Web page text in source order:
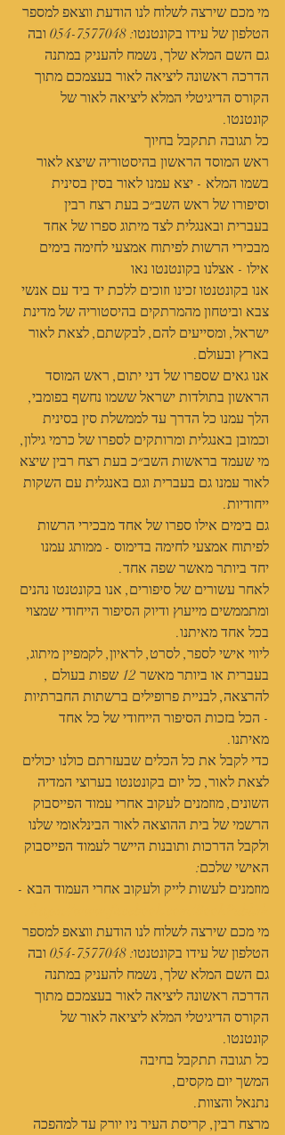
מי מכם שירצה לשלוח לנו הודעת ווצאפ למספר
הטלפון של עידו בקונטנטו: 054-7577048 ובה
גם השם המלא שלך, נשמח להעניק במתנה
הדרכה ראשונה ליציאה לאור בעצמכם מתוך
הקורס הדיגיטלי המלא ליציאה לאור של
קונטנטו.
כל תגובה תתקבל בחיוך
ראש המוסד הראשון בהיסטוריה שיצא לאור
בשמו המלא - יצא עמנו לאור בסין בסינית
וסיפורו של ראש השב״כ בעת רצח רבין
בעברית ובאנגלית לצד מיתוג ספרו של אחד
מבכירי הרשות לפיתוח אמצעי לחימה בימים
אילו - אצלנו בקונטנטו נאו
אנו בקונטנטו זכינו וזוכים ללכת יד ביד עם אנשי
צבא וביטחון מהמרתקים בהיסטוריה של מדינת
ישראל, ומסייעים להם, לבקשתם, לצאת לאור
בארץ ובעולם.
אנו גאים שספרו של דני יתום, ראש המוסד
הראשון בתולדות ישראל ששמו נחשף בפומבי,
הלך עמנו כל הדרך עד לממשלת סין בסינית
וכמובן באנגלית ומרותקים לספרו של כרמי גילון,
מי שעמד בראשות השב״כ בעת רצח רבין שיצא
לאור עמנו גם בעברית וגם באנגלית עם השקות
ייחודיות.
גם בימים אילו ספרו של אחד מבכירי הרשות
לפיתוח אמצעי לחימה בדימוס - ממותג עמנו
יחד ביותר מאשר שפה אחד.
לאחר עשורים של סיפורים, אנו בקונטנטו נהנים
ומתממשים מייעוץ ודיוק הסיפור הייחודי שמצוי
בכל אחד מאיתנו.
ליווי אישי לספר, לסרט, לראיון, לקמפיין מיתוג,
בעברית או ביותר מאשר 12 שפות בעולם ,
להרצאה, לבניית פרופילים ברשתות החברתיות
- הכל בזכות הסיפור הייחודי של כל אחד
מאיתנו.
כדי לקבל את כל הכלים שבעזרתם כולנו יכולים
לצאת לאור, כל יום בקונטנטו בערוצי המדיה
השונים, מוזמנים לעקוב אחרי עמוד הפייסבוק
הרשמי של בית ההוצאה לאור הבינלאומי שלנו
ולקבל הדרכות ותובנות היישר לעמוד הפייסבוק
האישי שלכם:
מוזמנים לעשות לייק ולעקוב אחרי העמוד הבא -
מי מכם שירצה לשלוח לנו הודעת ווצאפ למספר
הטלפון של עידו בקונטנטו: 054-7577048 ובה
גם השם המלא שלך, נשמח להעניק במתנה
הדרכה ראשונה ליציאה לאור בעצמכם מתוך
הקורס הדיגיטלי המלא ליציאה לאור של
קונטנטו.
כל תגובה תתקבל בחיבה
המשך יום מקסים,
נתנאל והצוות.
מרצח רבין, קריסת העיר ניו יורק עד למהפכה